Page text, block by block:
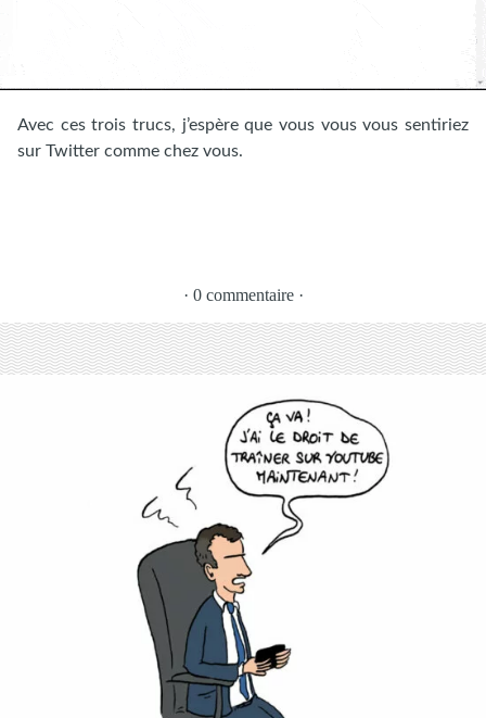
Avec ces trois trucs, j’espère que vous vous vous sentiriez
sur Twitter comme chez vous.
· 0 commentaire ·